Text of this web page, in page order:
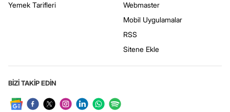
Yemek Tarifleri
Webmaster
Mobil Uygulamalar
RSS
Sitene Ekle
BİZİ TAKİP EDİN